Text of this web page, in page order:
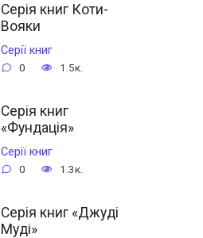
Серія книг Коти-
Вояки
Cерії книг
0 1.5к.
Серія книг
«Фундація»
Cерії книг
0 1.3к.
Серія книг «Джуді
Муді»